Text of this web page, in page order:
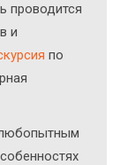
проводится
и
по